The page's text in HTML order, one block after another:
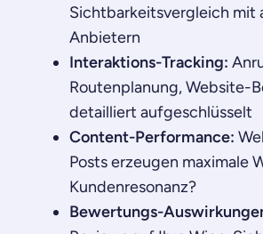
Sichtbarkeitsvergleich mit
Anbietern
Interaktions-Tracking:
Routenplanung, Website-
detailliert aufgeschlüsselt
Content-Performance:
Posts erzeugen maximale
Kundenresonanz?
Bewertungs-